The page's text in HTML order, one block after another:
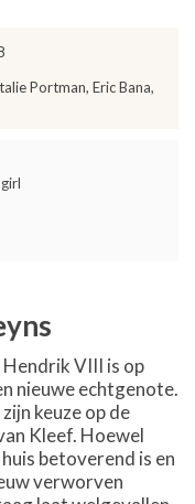
Portman, Eric Bana,
VIII is op
nieuwe echtgenote.
keuze op de
Kleef. Hoewel
betoverend is en
verworven